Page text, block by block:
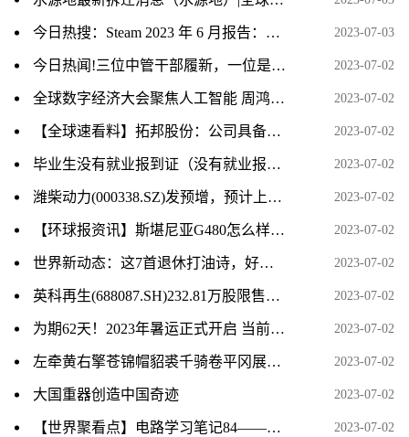
今日热搜：Steam 2023 年 6 月报告：微软 Win11 份额涨至 35.75% 创新高 2023-07-03
今日热闻!三位中管干部履新，一位是中央委员，一位跨省任省级党委常委！ 2023-07-02
全球数字经济大会聚焦人工智能 周鸿祎称企业级大模型要满足“五化”特征 2023-07-02
【全球速看料】拓邦股份：公司具备智能控制器、空心杯电机技术及产品储备 2023-07-02
毕业生没有就业报到证（没有就业报到证怎么办）-热文 2023-07-02
潍柴动力(000338.SZ)发预增，预计上半年净利润35.87亿元–40.65亿元，同比增长50%–70% 2023-07-02
【环球报资讯】斯堪尼亚G480怎么样及德龙L3000多少钱 2023-07-02
世界新动态：这7首退休打油诗，好玩还不失哲理！ 02 2023-07-02
英科再生(688087.SH)232.81万股限售股份将于7月10日上市流通_环球动态 2023-07-02
为期62天！2023年暑运正式开启 当前视讯 2023-07-02
左牵黄右擎苍锦帽貂裘千骑卷平冈展现的画面（左牵黄右擎苍锦帽貂裘千骑卷平冈） 2023-07-02
大国重器创造中国奇迹 2023-07-02
【世界聚看点】电路学习笔记84——极点、零点与冲激响应 2023-07-02